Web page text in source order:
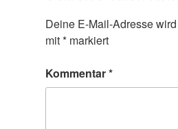
Deine E-Mail-Adresse
mit* markiert
Kommentar*